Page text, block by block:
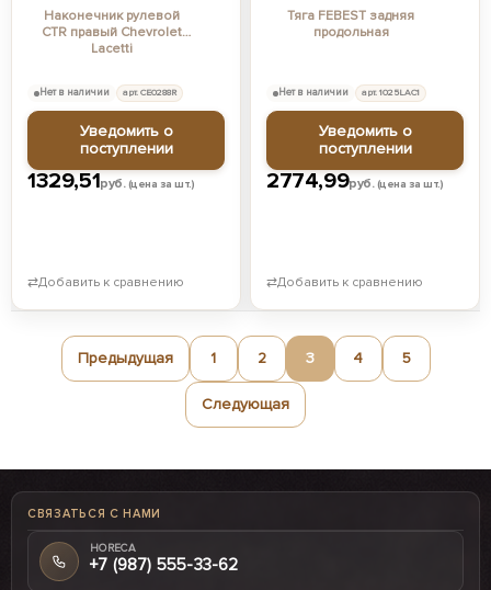
Наконечник рулевой
CTR правый Chevrolet
Lacetti
1329,51руб.(цена за шт.)
Нет в наличии арт. CE0288R
Уведомить о
поступлении
⇄Добавить к сравнению
Тяга FEBEST задняя
продольная
2774,99руб.(цена за шт.)
Нет в наличии арт. 1025LAC1
Уведомить о
поступлении
⇄Добавить к сравнению
Предыдущая 1 2 3 4 5
Следующая
СВЯЗАТЬСЯ С НАМИ
HORECA
+7 (987) 555-33-62